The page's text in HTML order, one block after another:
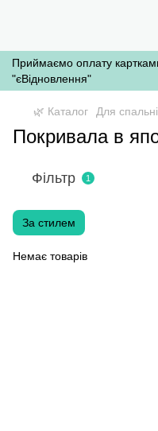
Приймаємо оплату
"єВідновлення"
🌿 Каталог Для спальні
Покривала в
Фільтр 1
За стилем
Немає товарів